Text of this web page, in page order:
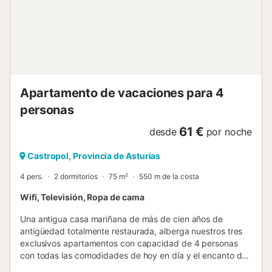
Apartamento de vacaciones para 4
personas
desde 61 € por noche
Castropol, Provincia de Asturias
4 pers. 2 dormitorios 75 m² 550 m de la costa
Wifi, Televisión, Ropa de cama
Una antigua casa mariñana de más de cien años de
antigüedad totalmente restaurada, alberga nuestros tres
exclusivos apartamentos con capacidad de 4 personas
con todas las comodidades de hoy en día y el encanto de